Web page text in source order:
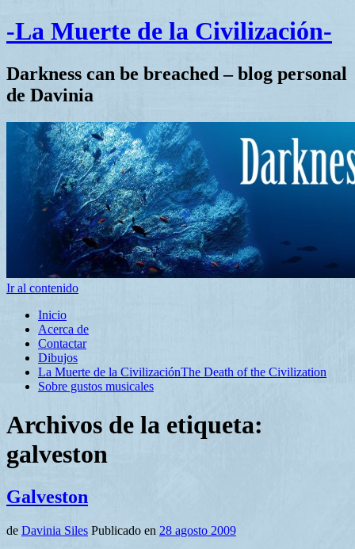
-La Muerte de la Civilización-
Darkness can be breached – blog personal
de Davinia
Ir al contenido
Inicio
Acerca de
Contactar
Dibujos
La Muerte de la CivilizaciónThe Death of the Civilization
Sobre gustos musicales
Archivos de la etiqueta:
galveston
Galveston
de Davinia Siles Publicado en 28 agosto 2009